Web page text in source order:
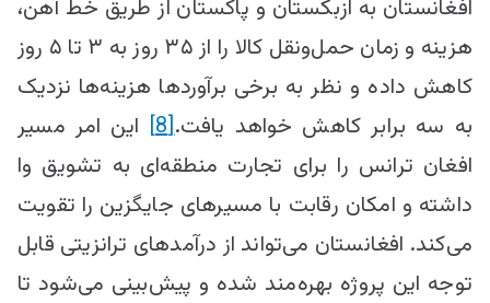
افغانستان به ازبکستان و پاکستان از طریق خط آهن،
هزینه و زمان حمل‌ونقل کالا را از ۳۵ روز به ۳ تا ۵ روز
کاهش داده و نظر به برخی برآوردها هزینه‌ها نزدیک
به سه برابر کاهش خواهد یافت.[8]
این امر مسیر
افغان ترانس را برای تجارت منطقه‌ای به تشویق وا
داشته و امکان رقابت با مسیرهای جایگزین را تقویت
می‌کند. افغانستان می‌تواند از درآمدهای ترانزیتی قابل
توجه این پروژه بهره‌مند شده و پیش‌بینی می‌شود تا